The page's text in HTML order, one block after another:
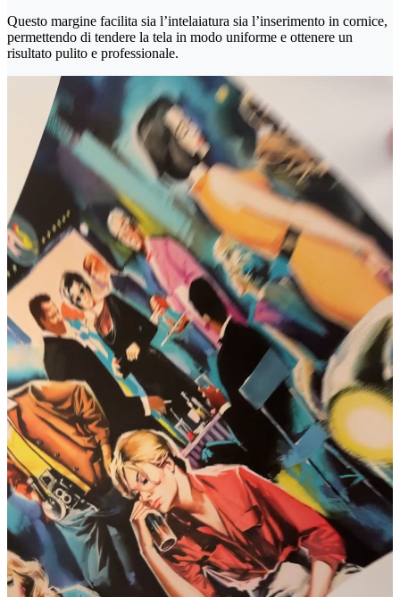
Questo margine facilita sia l’intelaiatura sia l’inserimento in cornice,
permettendo di tendere la tela in modo uniforme e ottenere un
risultato pulito e professionale.